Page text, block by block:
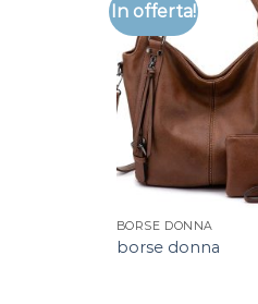
In offerta!
BORSE DONNA
borse donna